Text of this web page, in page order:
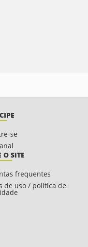
se
O SITE
frequentes
de uso / política de